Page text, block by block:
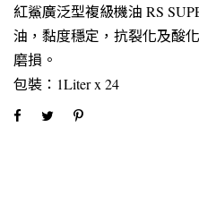
紅鯊廣泛型複級機油 RS
油，黏度穩定，抗裂化及酸
磨損。
包裝：1Liter x 24